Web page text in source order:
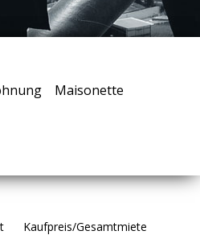
Maisonette
Kaufpreis/Gesamtmiete